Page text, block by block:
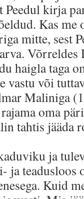
kirja
Kas me
mitte, sest
Võrreldes
haigla taga
vastu või
Maliniga
oma
tahtis jääda
ja
ja teadusloos
Kuid